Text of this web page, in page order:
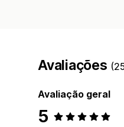
Avaliações
Avaliação geral
5